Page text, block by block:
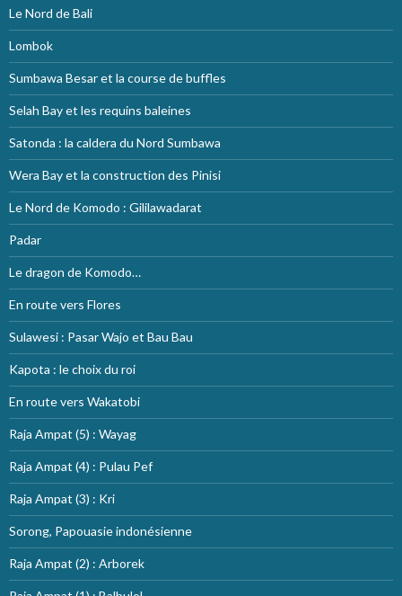
Le Nord de Bali
Lombok
Sumbawa Besar et la course de buffles
Selah Bay et les requins baleines
Satonda : la caldera du Nord Sumbawa
Wera Bay et la construction des Pinisi
Le Nord de Komodo : Gililawadarat
Padar
Le dragon de Komodo…
En route vers Flores
Sulawesi : Pasar Wajo et Bau Bau
Kapota : le choix du roi
En route vers Wakatobi
Raja Ampat (5) : Wayag
Raja Ampat (4) : Pulau Pef
Raja Ampat (3) : Kri
Sorong, Papouasie indonésienne
Raja Ampat (2) : Arborek